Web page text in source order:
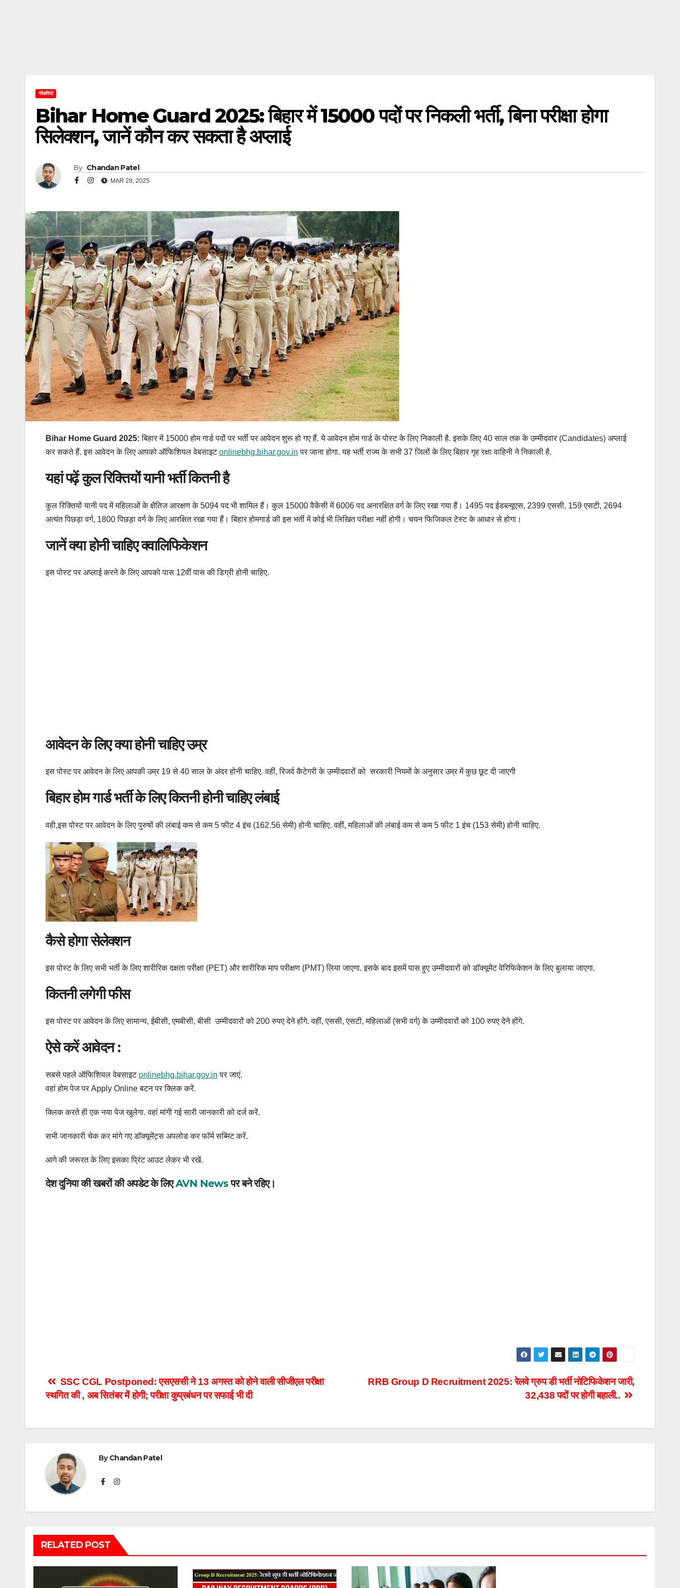
नौकरियां
Bihar Home Guard 2025: बिहार में 15000 पदों पर निकली भर्ती, बिना परीक्षा होगा
सिलेक्शन, जानें कौन कर सकता है अप्लाई
By Chandan Patel
MAR 28, 2025
Bihar Home Guard 2025: बिहार में 15000 होम गार्ड पदों पर भर्ती पर आवेदन शुरू हो गए हैं. ये आवेदन होम गार्ड के पोस्ट के लिए निकाली है. इसके लिए 40 साल तक के उम्मीदवार (Candidates) अप्लाई
कर सकते हैं. इस आवेदन के लिए आपको ऑफिशियल वेबसाइटonlinebhg.bihar.gov.in पर जाना होगा. यह भर्ती राज्य के सभी 37 जिलों के लिए बिहार गृह रक्षा वाहिनी ने निकाली है.
यहां पढ़ें कुल रिक्तियों यानी भर्ती कितनी है
कुल रिक्तियों यानी पद में महिलाओं के क्षैतिज आरक्षण के 5094 पद भी शामिल हैं। कुल 15000 वैकेंसी में 6006 पद अनारक्षित वर्ग के लिए रखा गया हैं। 1495 पद ईडब्ल्यूएस, 2399 एससी, 159 एसटी, 2694
अत्यंत पिछड़ा वर्ग, 1800 पिछड़ा वर्ग के लिए आरक्षित रखा गया हैं। बिहार होमगार्ड की इस भर्ती में कोई भी लिखित परीक्षा नहीं होगी। चयन फिजिकल टेस्ट के आधार से होगा।
जानें क्या होनी चाहिए क्वालिफिकेशन
इस पोस्ट पर अप्लाई करने के लिए आपको पास 12वीं पास की डिग्री होनी चाहिए.
आवेदन के लिए क्या होनी चाहिए उम्र
इस पोस्ट पर आवेदन के लिए आपकी उम्र 19 से 40 साल के अंदर होनी चाहिए. वहीं, रिजर्व कैटेगरी के उम्मीदवारों को सरकारी नियमों के अनुसार उम्र में कुछ छूट दी जाएगी
बिहार होम गार्ड भर्ती के लिए कितनी होनी चाहिए लंबाई
वही,इस पोस्ट पर आवेदन के लिए पुरुषों की लंबाई कम से कम 5 फीट 4 इंच (162.56 सेमी) होनी चाहिए. वहीं, महिलाओं की लंबाई कम से कम 5 फीट 1 इंच (153 सेमी) होनी चाहिए.
कैसे होगा सेलेक्शन
इस पोस्ट के लिए सभी भर्ती के लिए शारीरिक दक्षता परीक्षा (PET) और शारीरिक माप परीक्षण (PMT) लिया जाएगा. इसके बाद इसमें पास हुए उम्मीदवारों को डॉक्यूमेंट वेरिफिकेशन के लिए बुलाया जाएगा.
कितनी लगेगी फीस
इस पोस्ट पर आवेदन के लिए सामान्य, ईबीसी, एमबीसी, बीसी उम्मीदवारों को 200 रुपए देने होंगे. वहीं, एससी, एसटी, महिलाओं (सभी वर्ग) के उम्मीदवारों को 100 रुपए देने होंगे.
ऐसे करें आवेदन :
सबसे पहले ऑफिशियल वेबसाइटonlinebhg.bihar.gov.in पर जाएं.
वहां होम पेज पर Apply Online बटन पर क्लिक करें.
क्लिक करते ही एक नया पेज खुलेगा. वहां मांगी गई सारी जानकारी को दर्ज करें.
सभी जानकारी चेक कर मांगे गए डॉक्यूमेंट्स अपलोड कर फॉर्म सब्मिट करें.
आगे की जरूरत के लिए इसका प्रिंट आउट लेकर भी रखें.
देश दुनिया की खबरों की अपडेट के लिएAVN Newsपर बने रहिए।
Post
navigation
RRB Group D Recruitment 2025: रेलवे ग्रुप डी भर्ती नोटिफिकेशन जारी,
32,438 पदों पर होगी बहाली..
SSC CGL Postponed: एसएससी ने 13 अगस्त को होने वाली सीजीएल परीक्षा
स्थगित की , अब सितंबर में होगी; परीक्षा कुप्रबंधन पर सफाई भी दी
ByChandan Patel
RELATED POST